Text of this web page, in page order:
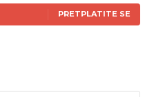
PRETPLATITE SE